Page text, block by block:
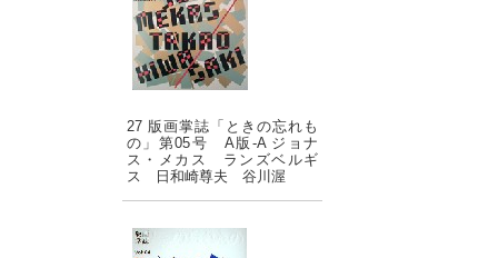
27 版画掌誌「ときの忘れも
の」第05号 A版-A ジョナ
ス・メカス ランズベルギ
ス 日和崎尊夫 谷川渥